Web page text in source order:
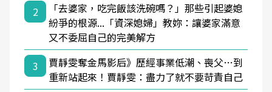
2
「去婆家，吃完飯該洗碗嗎？」那些引起婆媳
紛爭的根源...「資深媳婦」教妳：讓婆家滿意
又不委屈自己的完美解方
3
賈靜雯奪金馬影后》歷經事業低潮、喪父…到
重新站起來！賈靜雯：盡力了就不要苛責自己